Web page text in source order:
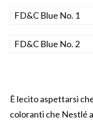
FD&C Blue No. 1
FD&C Blue No. 2
È lecito aspettarsi
coloranti che Nestlé